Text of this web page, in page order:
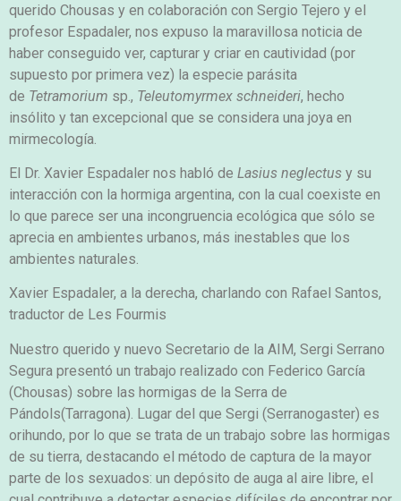
querido Chousas y en colaboración con Sergio Tejero y el
profesor Espadaler, nos expuso la maravillosa noticia de
haber conseguido ver, capturar y criar en cautividad (por
supuesto por primera vez) la especie parásita
de Tetramorium sp., Teleutomyrmex schneideri, hecho
insólito y tan excepcional que se considera una joya en
mirmecología.
El Dr. Xavier Espadaler nos habló de Lasius neglectus y su
interacción con la hormiga argentina, con la cual coexiste en
lo que parece ser una incongruencia ecológica que sólo se
aprecia en ambientes urbanos, más inestables que los
ambientes naturales.
Xavier Espadaler, a la derecha, charlando con Rafael Santos,
traductor de Les Fourmis
Nuestro querido y nuevo Secretario de la AIM, Sergi Serrano
Segura presentó un trabajo realizado con Federico García
(Chousas) sobre las hormigas de la Serra de
Pándols(Tarragona). Lugar del que Sergi (Serranogaster) es
orihundo, por lo que se trata de un trabajo sobre las hormigas
de su tierra, destacando el método de captura de la mayor
parte de los sexuados: un depósito de auga al aire libre, el